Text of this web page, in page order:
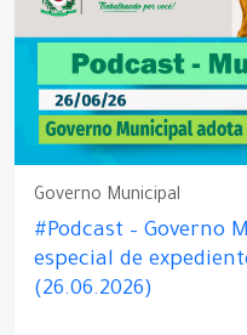
Governo Municipal
#Podcast – Governo
especial de
(26.06.2026)